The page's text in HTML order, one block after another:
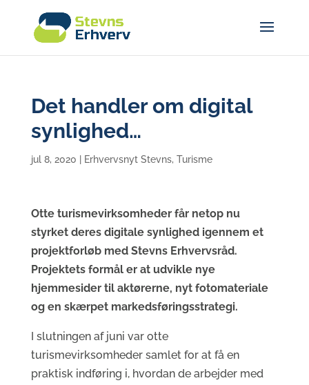
Det handler om digital
synlighed…
jul 8, 2020 Erhvervsnyt Stevns, Turisme
Otte turismevirksomheder får netop nu
styrket deres digitale synlighed igennem et
projektforløb med Stevns Erhvervsråd.
Projektets formål er at udvikle nye
hjemmesider til aktørerne, nyt fotomateriale
og en skærpet markedsføringsstrategi.
I slutningen af juni var otte
turismevirksomheder samlet for at få en
praktisk indføring i, hvordan de arbejder med